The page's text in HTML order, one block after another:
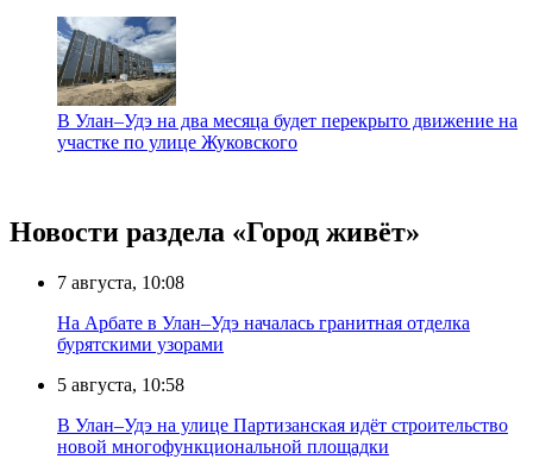
В Улан–Удэ на два месяца будет перекрыто движение на
участке по улице Жуковского
Новости раздела «Город живёт»
7 августа, 10:08
На Арбате в Улан–Удэ началась гранитная отделка
бурятскими узорами
5 августа, 10:58
В Улан–Удэ на улице Партизанская идёт строительство
новой многофункциональной площадки